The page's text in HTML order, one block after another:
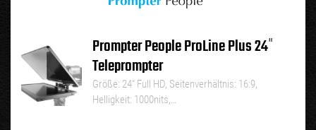
Prompter People ProLine Plus 24″
Teleprompter
Größe: 24“ Full HD, Seitenverhältnis: 16:9,
Helligkeit: 1000nits,…